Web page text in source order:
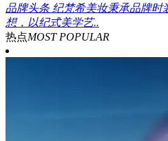
品牌头条 纪梵希美妆秉承品牌时
想，以纪式美学艺..
热点MOST POPULAR